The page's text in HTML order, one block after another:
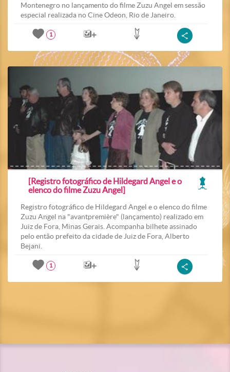
Montenegro no lançamento do filme Zuzu Angel em sessão
especial realizada no Cine Odeon, Rio de Janeiro.
1
[Registro fotográfico de Hildegard Angel e o
elenco do filme Zuzu Angel]
Registro fotográfico de Hildegard Angel e o elenco do filme
Zuzu Angel na "avantpremière" (lançamento) realizado em
Juiz de Fora, Minas Gerais. Acompanha bilhete assinado
pelo então prefeito da cidade de Juiz de Fora, Alberto
Bejani.
1